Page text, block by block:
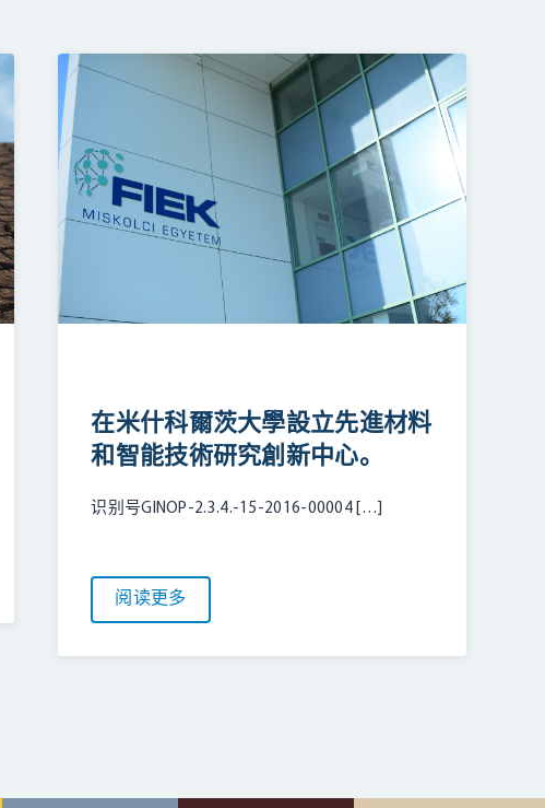
在米什科爾茨大學設立先進材料
和智能技術研究創新中心。
识别号GINOP-2.3.4.-15-2016-00004 […]
阅读更多